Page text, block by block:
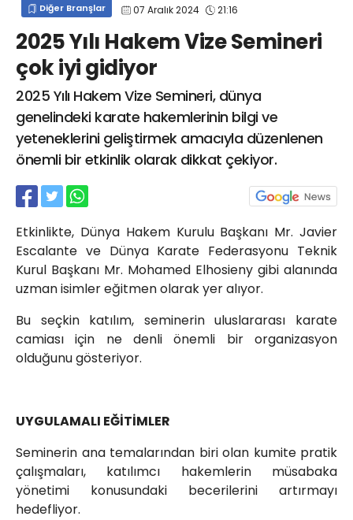
Diğer Branşlar 07 Aralık 2024 21:16
2025 Yılı Hakem Vize Semineri
çok iyi gidiyor
2025 Yılı Hakem Vize Semineri, dünya
genelindeki karate hakemlerinin bilgi ve
yeteneklerini geliştirmek amacıyla düzenlenen
önemli bir etkinlik olarak dikkat çekiyor.
Etkinlikte, Dünya Hakem Kurulu Başkanı Mr. Javier
Escalante ve Dünya Karate Federasyonu Teknik
Kurul Başkanı Mr. Mohamed Elhosieny gibi alanında
uzman isimler eğitmen olarak yer alıyor.
Bu seçkin katılım, seminerin uluslararası karate
camiası için ne denli önemli bir organizasyon
olduğunu gösteriyor.
UYGULAMALI EĞİTİMLER
Seminerin ana temalarından biri olan kumite pratik
çalışmaları, katılımcı hakemlerin müsabaka
yönetimi konusundaki becerilerini artırmayı
hedefliyor.
info@spor41.com